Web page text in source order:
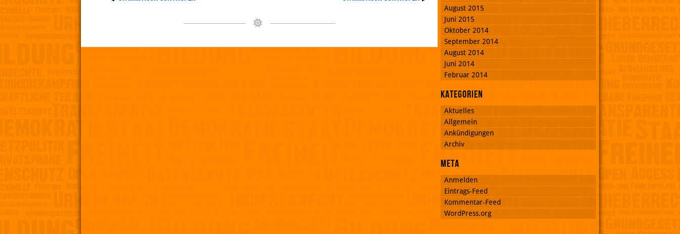
August 2015
Juni 2015
Oktober 2014
September 2014
August 2014
Juni 2014
Februar 2014
Kategorien
Aktuelles
Allgemein
Ankündigungen
Archiv
Meta
Anmelden
Eintrags-Feed
Kommentar-Feed
WordPress.org